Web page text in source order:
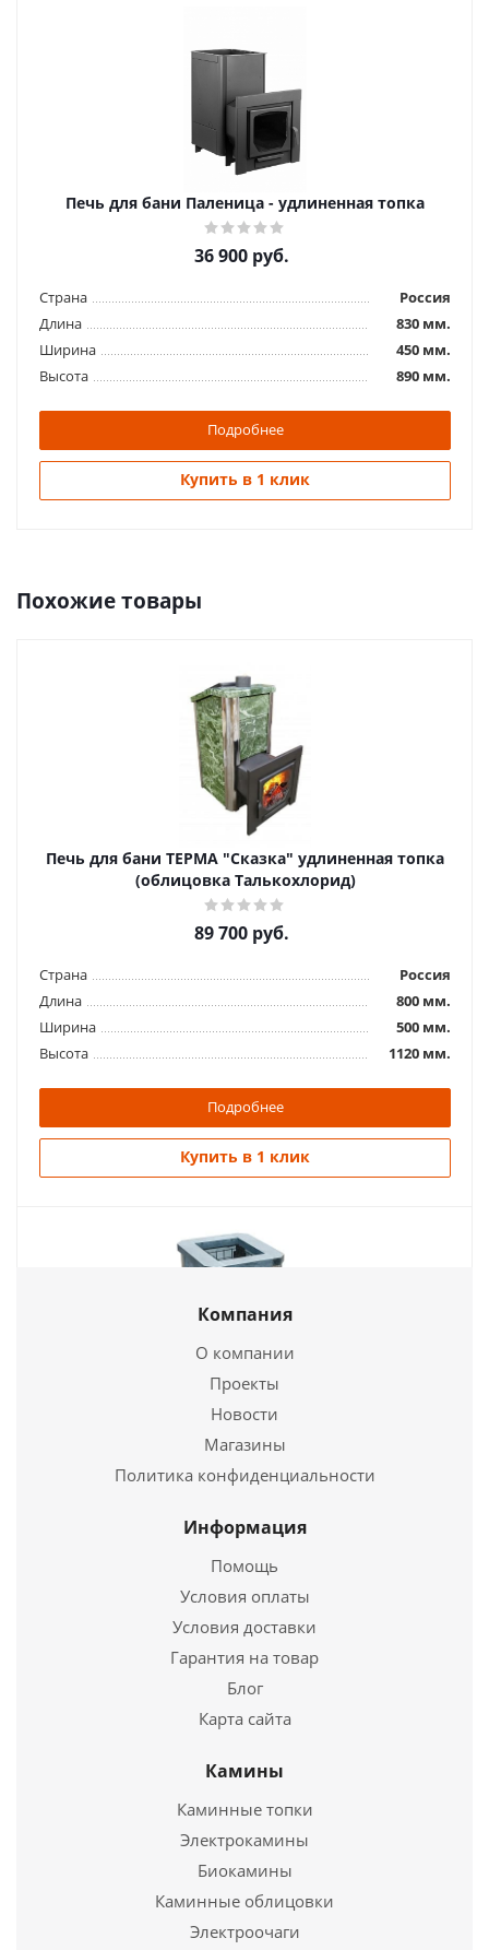
Печь для бани Паленица - удлиненная топка
36 900руб.
Страна
Россия
Длина
830 мм.
Ширина
450 мм.
Высота
890 мм.
Подробнее
Купить в 1 клик
Похожие товары
Печь для бани ТЕРМА "Сказка" удлиненная топка
(облицовка Талькохлорид)
89 700руб.
Страна
Россия
Длина
800 мм.
Ширина
500 мм.
Высота
1120 мм.
Подробнее
Купить в 1 клик
Печь для бани Сказка - Мини (облицовка
талькохлорит)
Купить в 1 клик
Компания
О компании
Проекты
Новости
Магазины
Политика конфиденциальности
Информация
Помощь
Условия оплаты
Условия доставки
Гарантия на товар
Блог
Карта сайта
Камины
Каминные топки
Электрокамины
Биокамины
Каминные облицовки
Электроочаги